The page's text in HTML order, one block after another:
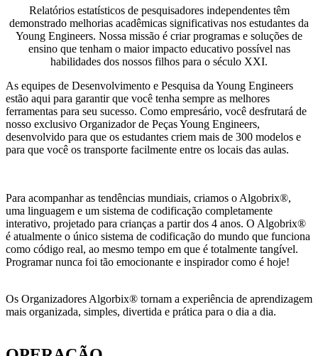
Relatórios estatísticos de pesquisadores independentes têm
demonstrado melhorias acadêmicas significativas nos estudantes da
Young Engineers. Nossa missão é criar programas e soluções de
ensino que tenham o maior impacto educativo possível nas
habilidades dos nossos filhos para o século XXI.
As equipes de Desenvolvimento e Pesquisa da Young Engineers
estão aqui para garantir que você tenha sempre as melhores
ferramentas para seu sucesso. Como empresário, você desfrutará de
nosso exclusivo Organizador de Peças Young Engineers,
desenvolvido para que os estudantes criem mais de 300 modelos e
para que você os transporte facilmente entre os locais das aulas.
Para acompanhar as tendências mundiais, criamos o Algobrix®,
uma linguagem e um sistema de codificação completamente
interativo, projetado para crianças a partir dos 4 anos. O Algobrix®
é atualmente o único sistema de codificação do mundo que funciona
como código real, ao mesmo tempo em que é totalmente tangível.
Programar nunca foi tão emocionante e inspirador como é hoje!
Os Organizadores Algorbix® tornam a experiência de aprendizagem
mais organizada, simples, divertida e prática para o dia a dia.